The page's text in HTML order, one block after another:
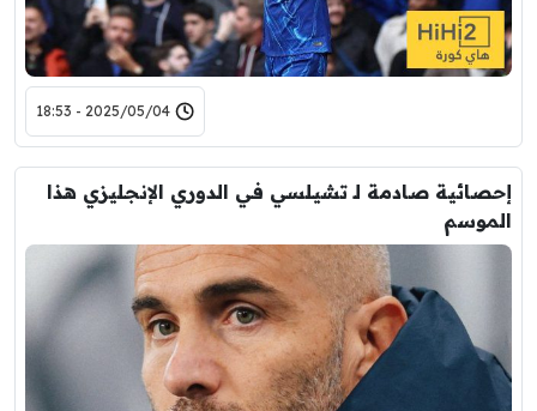
2025/05/04 - 18:53
إحصائية صادمة لـ تشيلسي في الدوري الإنجليزي هذا
الموسم